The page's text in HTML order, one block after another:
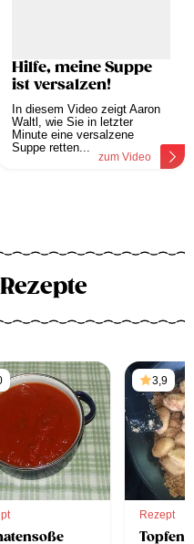
Hilfe, meine Suppe
ist versalzen!
In diesem Video zeigt Aaron
Waltl, wie Sie in letzter
Minute eine versalzene
Suppe retten...
zum Video
3,9
Rezept